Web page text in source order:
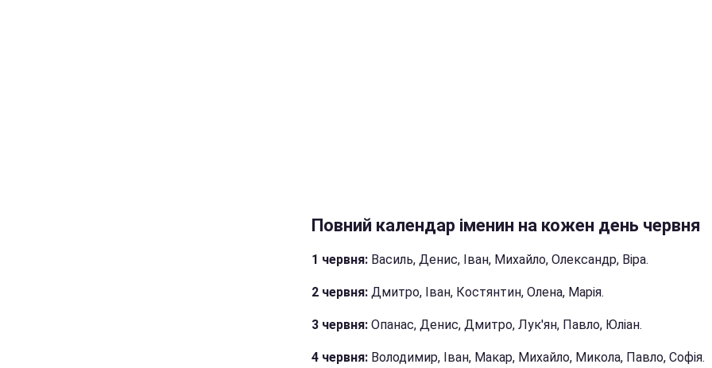
Повний календар іменин на кожен день червня
1 червня: Василь, Денис, Іван, Михайло, Олександр, Віра.
2 червня: Дмитро, Іван, Костянтин, Олена, Марія.
3 червня: Опанас, Денис, Дмитро, Лук'ян, Павло, Юліан.
4 червня: Володимир, Іван, Макар, Михайло, Микола, Павло, Софія.